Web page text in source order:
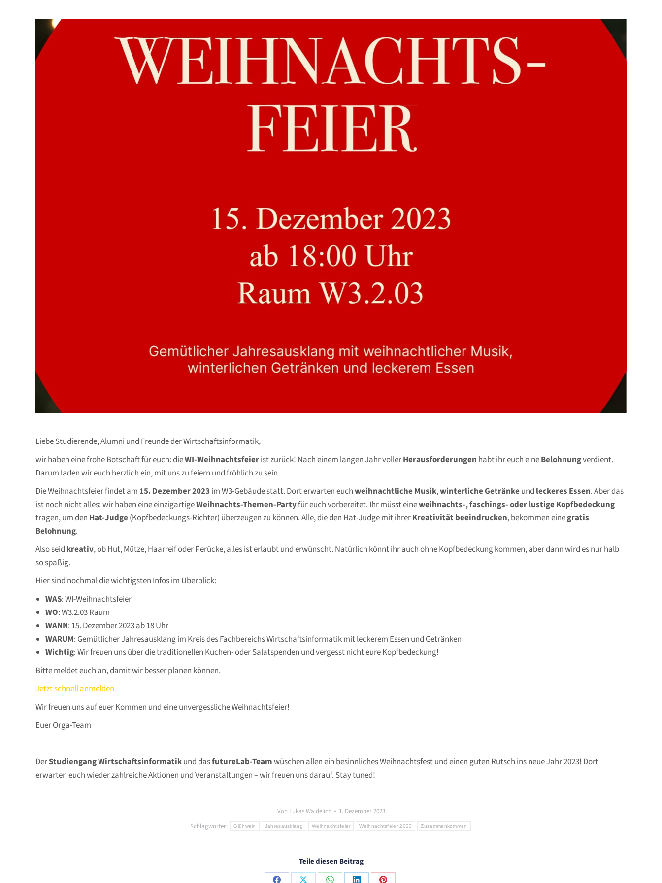
Liebe Studierende, Alumni und Freunde der Wirtschaftsinformatik,
wir haben eine frohe Botschaft für euch: dieWI-Weihnachtsfeierist zurück! Nach einem langen Jahr vollerHerausforderungen habt ihr euch eineBelohnungverdient.
Darum laden wir euch herzlich ein, mit uns zu feiern und fröhlich zu sein.
Die Weihnachtsfeier findet am 15. Dezember 2023 im W3-Gebäude statt. Dort erwarten euchweihnachtliche Musik,winterliche Getränkeund leckeres Essen. Aber das
ist noch nicht alles: wir haben eine einzigartigeWeihnachts-Themen-Partyfür euch vorbereitet. Ihr müsst eineweihnachts-, faschings- oder lustige Kopfbedeckung
tragen, um den Hat-Judge(Kopfbedeckungs-Richter) überzeugen zu können. Alle, die den Hat-Judge mit ihrerKreativität beeindrucken, bekommen einegratis
Belohnung.
Also seid kreativ, ob Hut, Mütze, Haarreif oder Perücke, alles ist erlaubt und erwünscht. Natürlich könnt ihr auch ohne Kopfbedeckung kommen, aber dann wird es nur halb
so spaßig.
Hier sind nochmal die wichtigsten Infos im Überblick:
WAS: WI-Weihnachtsfeier
WO:W3.2.03 Raum
WANN: 15. Dezember 2023 ab 18 Uhr
WARUM: Gemütlicher Jahresausklang im Kreis des Fachbereichs Wirtschaftsinformatik mit leckerem Essen und Getränken
Wichtig: Wir freuen uns über die traditionellen Kuchen- oder Salatspenden und vergesst nicht eure Kopfbedeckung!
Bitte meldet euch an, damit wir besser planen können.
Jetzt schnell anmelden
Wir freuen uns auf euer Kommen und eine unvergessliche Weihnachtsfeier!
Euer Orga-Team
DerStudiengang Wirtschaftsinformatikund dasfutureLab-Teamwüschen allen ein besinnliches Weihnachtsfest und einen guten Rutsch ins neue Jahr 2023! Dort
erwarten euch wieder zahlreiche Aktionen und Veranstaltungen – wir freuen uns darauf. Stay tuned!
Von Lukas Waidelich
1. Dezember 2023
Schlagwörter:
Glühwein Jahresausklang Weihnachtsfeier Weihnachtsfeier 2023 Zusammenkommen
Teile diesen Beitrag